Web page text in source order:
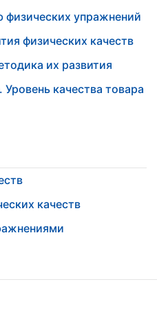
упражнений
физических качеств
их развития
качества товара
качеств